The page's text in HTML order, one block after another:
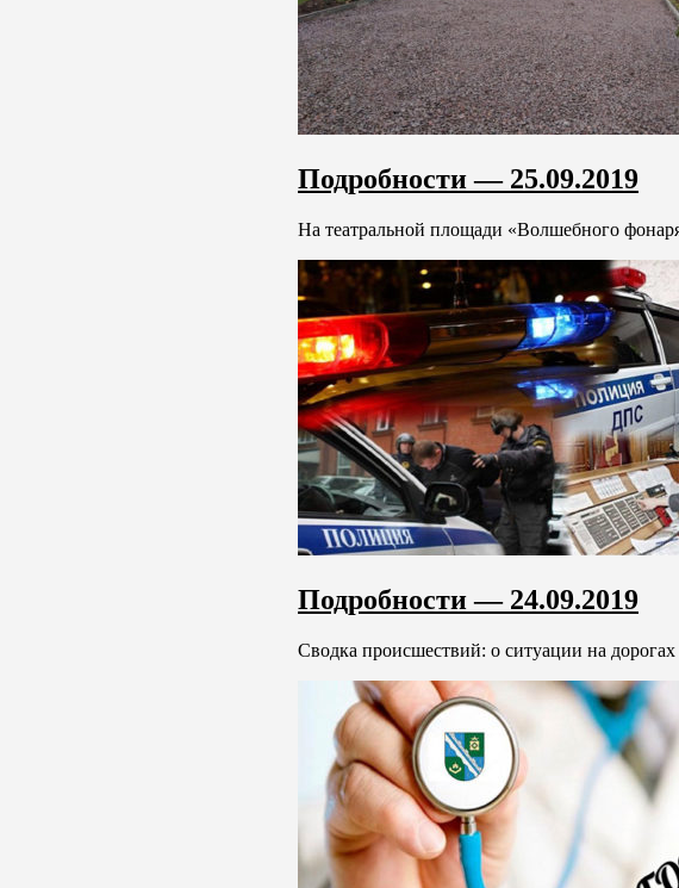
Подробности — 25.09.2019
На театральной площади «Волшебного
Подробности — 24.09.2019
Сводка происшествий: о ситуации на